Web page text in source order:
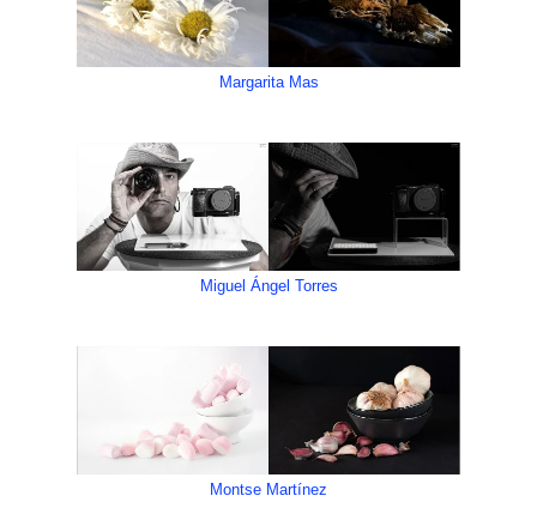
Margarita Mas
Miguel Ángel Torres
Montse Martínez